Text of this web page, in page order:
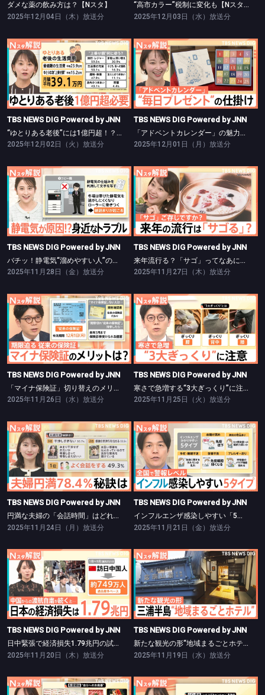
ダメな薬の飲み方は？【Nスタ】
2025年12月04日（木）放送分
“高市カラー”税制に変化も【Nスタ】
2025年12月03日（水）放送分
TBS NEWS DIG Powered by JNN
“ゆとりある老後”には1億円超！？【Nスタ】
TBS NEWS DIG Powered by JNN
“ゆとりある老後”には1億円超！？【Nスタ】
2025年12月02日（火）放送分
TBS NEWS DIG Powered by JNN
「アドベントカレンダー」の魅力【Nスタ】
TBS NEWS DIG Powered by JNN
「アドベントカレンダー」の魅力【Nスタ】
2025年12月01日（月）放送分
TBS NEWS DIG Powered by JNN
バチッ！静電気“溜めやすい人”の特徴は【Nスタ】
TBS NEWS DIG Powered by JNN
バチッ！静電気“溜めやすい人”の特徴は【Nスタ】
2025年11月28日（金）放送分
TBS NEWS DIG Powered by JNN
来年流行る？「サゴ」ってなあに？【Nスタ】
TBS NEWS DIG Powered by JNN
来年流行る？「サゴ」ってなあに？【Nスタ】
2025年11月27日（木）放送分
TBS NEWS DIG Powered by JNN
「マイナ保険証」切り替えのメリットは【Nスタ】
TBS NEWS DIG Powered by JNN
「マイナ保険証」切り替えのメリットは【Nスタ】
2025年11月26日（水）放送分
TBS NEWS DIG Powered by JNN
寒さで急増する“3大ぎっくり”に注意【Nスタ】
TBS NEWS DIG Powered by JNN
寒さで急増する“3大ぎっくり”に注意【Nスタ】
2025年11月25日（火）放送分
TBS NEWS DIG Powered by JNN
円満な夫婦の「会話時間」はどれくらい？【Nスタ】
TBS NEWS DIG Powered by JNN
円満な夫婦の「会話時間」はどれくらい？【Nスタ】
2025年11月24日（月）放送分
TBS NEWS DIG Powered by JNN
インフルエンザ感染しやすい「5つの特徴」【Nスタ】
TBS NEWS DIG Powered by JNN
インフルエンザ感染しやすい「5つの特徴」【Nスタ】
2025年11月21日（金）放送分
TBS NEWS DIG Powered by JNN
日中緊張で経済損失1.79兆円の試算【Nスタ】
TBS NEWS DIG Powered by JNN
日中緊張で経済損失1.79兆円の試算【Nスタ】
2025年11月20日（木）放送分
TBS NEWS DIG Powered by JNN
新たな観光の形“地域まるごとホテル”【Nスタ】
TBS NEWS DIG Powered by JNN
新たな観光の形“地域まるごとホテル”【Nスタ】
2025年11月19日（水）放送分